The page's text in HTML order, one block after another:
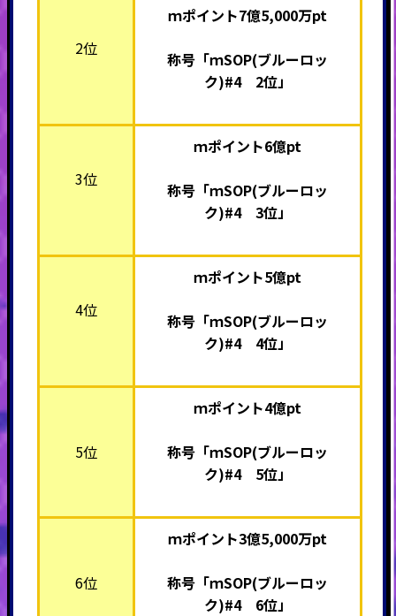
2位
ｍポイント7億5,000万pt
称号「ｍSOP(ブルーロッ
ク)#4 2位」
3位
ｍポイント6億pt
称号「ｍSOP(ブルーロッ
ク)#4 3位」
4位
ｍポイント5億pt
称号「ｍSOP(ブルーロッ
ク)#4 4位」
5位
ｍポイント4億pt
称号「ｍSOP(ブルーロッ
ク)#4 5位」
6位
ｍポイント3億5,000万pt
称号「ｍSOP(ブルーロッ
ク)#4 6位」